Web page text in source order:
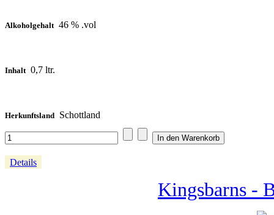
Alkoholgehalt 46 % .vol
Inhalt 0,7 ltr.
Herkunftsland Schottland
Details
Kingsbarns -